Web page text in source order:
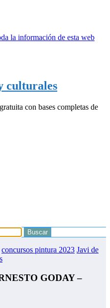
la información de esta web
culturales
con bases completas de
concursos pintura 2023 Javi de
GODAY –